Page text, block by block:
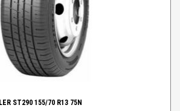
ST290 155/70 R13 75N